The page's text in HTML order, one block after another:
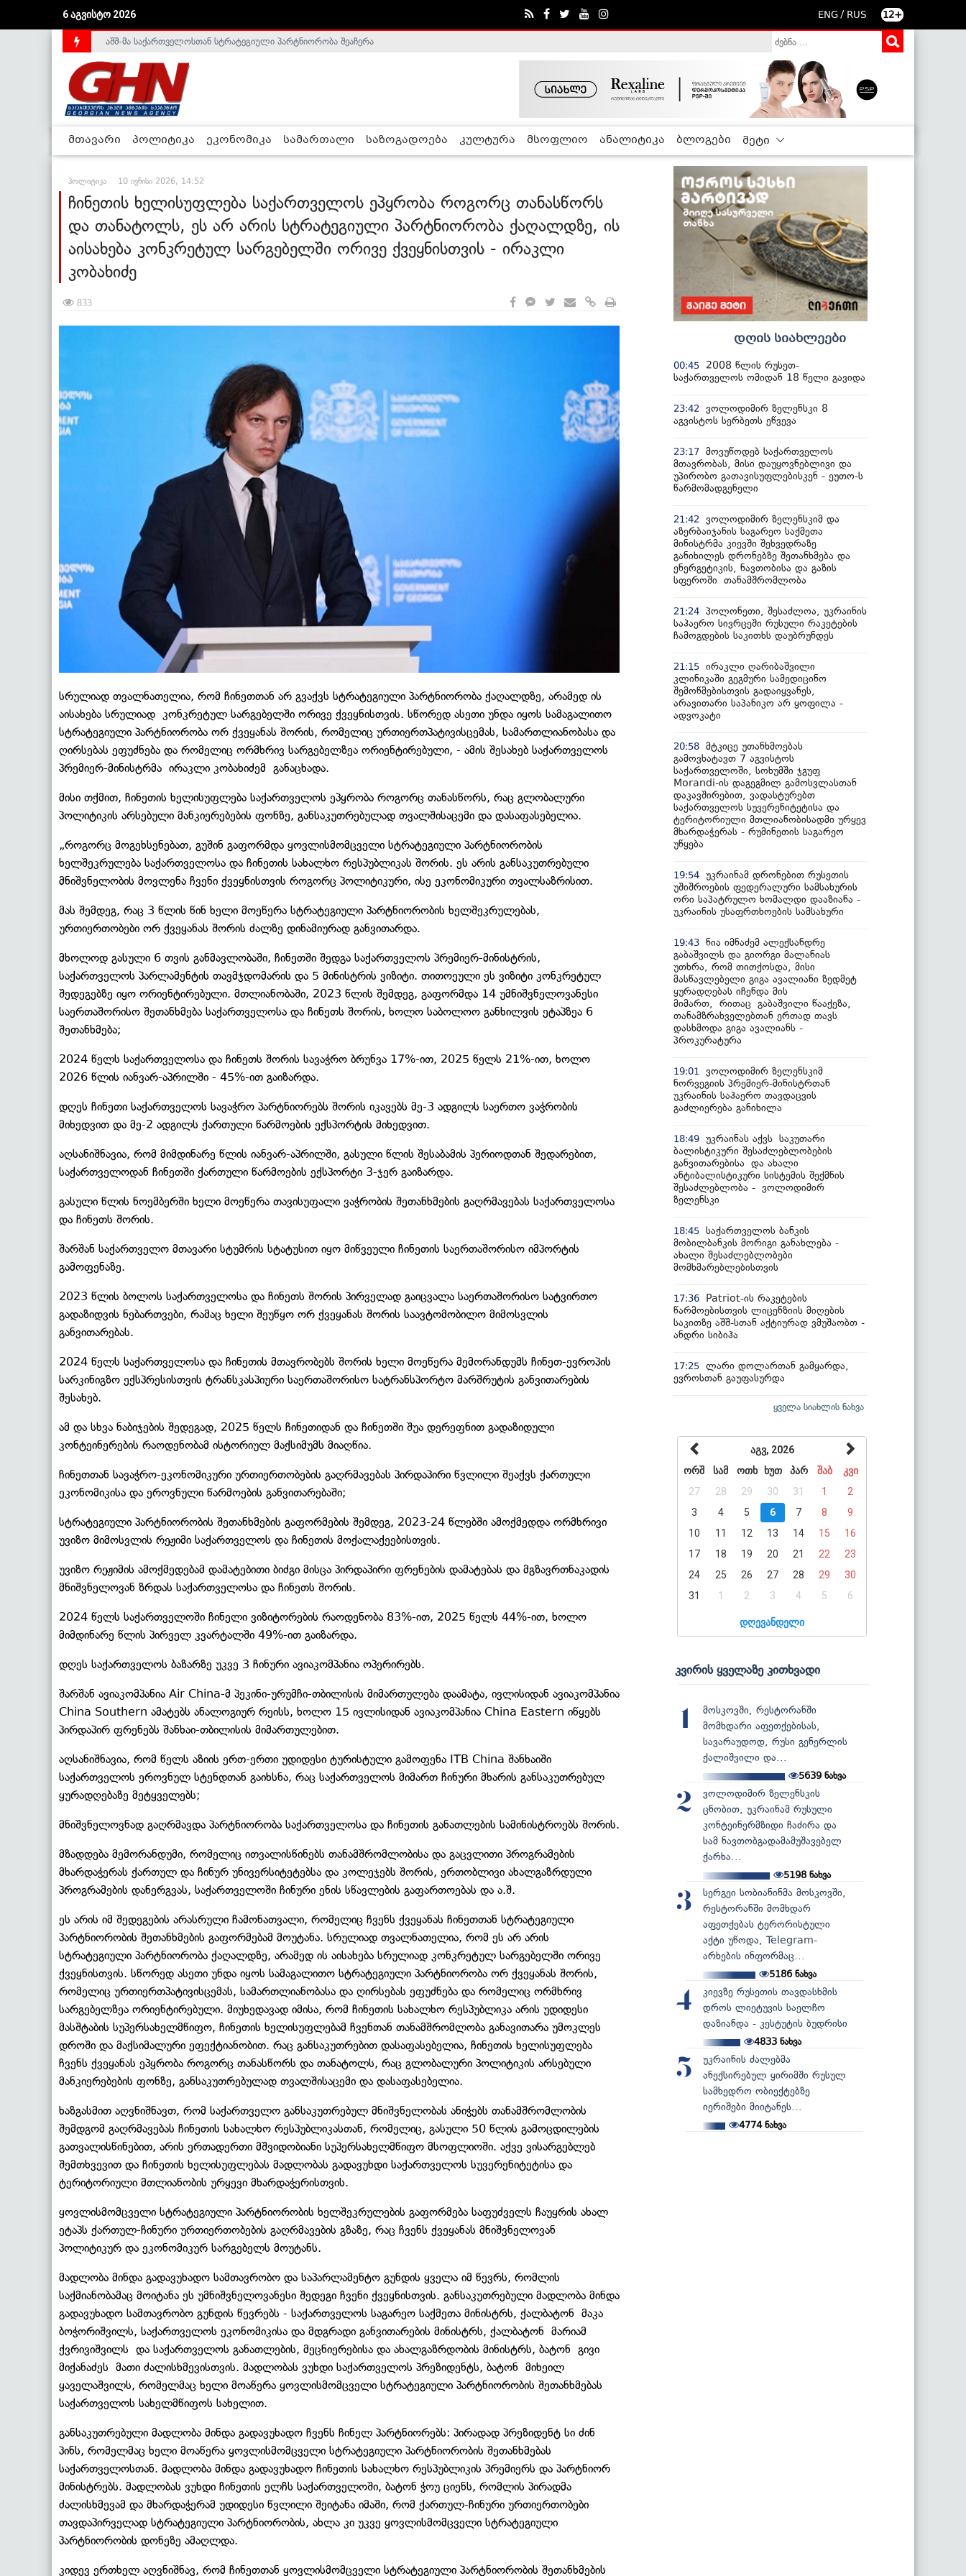
6 აგვისტო 2026 ENG / RUS 12+
საქართველოს დე-ფაქტო მთავრობა არალეგიტიმურია - ჰელსინკის კომისია
მთავარი პოლიტიკა ეკონომიკა სამართალი საზოგადოება კულტურა მსოფლიო ანალიტიკა ბლოგები მეტი
პოლიტიკა 10 ივნისი 2026, 14:52
ჩინეთის ხელისუფლება საქართველოს ეპყრობა როგორც თანასწორს
და თანატოლს, ეს არ არის სტრატეგიული პარტნიორობა ქაღალდზე, ის
აისახება კონკრეტულ სარგებელში ორივე ქვეყნისთვის - ირაკლი
კობახიძე
833
სრულიად თვალნათელია, რომ ჩინეთთან არ გვაქვს სტრატეგიული პარტნიორობა ქაღალდზე, არამედ ის
აისახება სრულიად კონკრეტულ სარგებელში ორივე ქვეყნისთვის. სწორედ ასეთი უნდა იყოს სამაგალითო
სტრატეგიული პარტნიორობა ორ ქვეყანას შორის, რომელიც ურთიერთპატივისცემას, სამართლიანობასა და
ღირსებას ეფუძნება და რომელიც ორმხრივ სარგებელზეა ორიენტირებული, - ამის შესახებ საქართველოს
პრემიერ-მინისტრმა ირაკლი კობახიძემ განაცხადა.
მისი თქმით, ჩინეთის ხელისუფლება საქართველოს ეპყრობა როგორც თანასწორს, რაც გლობალური
პოლიტიკის არსებული მანკიერებების ფონზე, განსაკუთრებულად თვალშისაცემი და დასაფასებელია.
„როგორც მოგეხსენებათ, გუშინ გაფორმდა ყოვლისმომცველი სტრატეგიული პარტნიორობის
ხელშეკრულება საქართველოსა და ჩინეთის სახალხო რესპუბლიკას შორის. ეს არის განსაკუთრებული
მნიშვნელობის მოვლენა ჩვენი ქვეყნისთვის როგორც პოლიტიკური, ისე ეკონომიკური თვალსაზრისით.
მას შემდეგ, რაც 3 წლის წინ ხელი მოეწერა სტრატეგიული პარტნიორობის ხელშეკრულებას,
ურთიერთობები ორ ქვეყანას შორის ძალზე დინამიურად განვითარდა.
მხოლოდ გასული 6 თვის განმავლობაში, ჩინეთში შედგა საქართველოს პრემიერ-მინისტრის,
საქართველოს პარლამენტის თავმჯდომარის და 5 მინისტრის ვიზიტი. თითოეული ეს ვიზიტი კონკრეტულ
შედეგებზე იყო ორიენტირებული. მთლიანობაში, 2023 წლის შემდეგ, გაფორმდა 14 უმნიშვნელოვანესი
საერთაშორისო შეთანხმება საქართველოსა და ჩინეთს შორის, ხოლო საბოლოო განხილვის ეტაპზეა 6
შეთანხმება;
2024 წელს საქართველოსა და ჩინეთს შორის სავაჭრო ბრუნვა 17%-ით, 2025 წელს 21%-ით, ხოლო
2026 წლის იანვარ-აპრილში - 45%-ით გაიზარდა.
დღეს ჩინეთი საქართველოს სავაჭრო პარტნიორებს შორის იკავებს მე-3 ადგილს საერთო ვაჭრობის
მიხედვით და მე-2 ადგილს ქართული წარმოების ექსპორტის მიხედვით.
აღსანიშნავია, რომ მიმდინარე წლის იანვარ-აპრილში, გასული წლის შესაბამის პერიოდთან შედარებით,
საქართველოდან ჩინეთში ქართული წარმოების ექსპორტი 3-ჯერ გაიზარდა.
გასული წლის ნოემბერში ხელი მოეწერა თავისუფალი ვაჭრობის შეთანხმების გაღრმავებას საქართველოსა
და ჩინეთს შორის.
შარშან საქართველო მთავარი სტუმრის სტატუსით იყო მიწვეული ჩინეთის საერთაშორისო იმპორტის
გამოფენაზე.
2023 წლის ბოლოს საქართველოსა და ჩინეთს შორის პირველად გაიცვალა საერთაშორისო სატვირთო
გადაზიდვის ნებართვები, რამაც ხელი შეუწყო ორ ქვეყანას შორის საავტომობილო მიმოსვლის
განვითარებას.
2024 წელს საქართველოსა და ჩინეთის მთავრობებს შორის ხელი მოეწერა მემორანდუმს ჩინეთ-ევროპის
სარკინიგზო ექსპრესისთვის ტრანსკასპიური საერთაშორისო სატრანსპორტო მარშრუტის განვითარების
შესახებ.
ამ და სხვა ნაბიჯების შედეგად, 2025 წელს ჩინეთიდან და ჩინეთში შუა დერეფნით გადაზიდული
კონტეინერების რაოდენობამ ისტორიულ მაქსიმუმს მიაღწია.
ჩინეთთან სავაჭრო-ეკონომიკური ურთიერთობების გაღრმავებას პირდაპირი წვლილი შეაქვს ქართული
ეკონომიკისა და ეროვნული წარმოების განვითარებაში;
სტრატეგიული პარტნიორობის შეთანხმების გაფორმების შემდეგ, 2023-24 წლებში ამოქმედდა ორმხრივი
უვიზო მიმოსვლის რეჟიმი საქართველოს და ჩინეთის მოქალაქეებისთვის.
უვიზო რეჟიმის ამოქმედებამ დამატებითი ბიძგი მისცა პირდაპირი ფრენების დამატებას და მგზავრთნაკადის
მნიშვნელოვან ზრდას საქართველოსა და ჩინეთს შორის.
2024 წელს საქართველოში ჩინელი ვიზიტორების რაოდენობა 83%-ით, 2025 წელს 44%-ით, ხოლო
მიმდინარე წლის პირველ კვარტალში 49%-ით გაიზარდა.
დღეს საქართველოს ბაზარზე უკვე 3 ჩინური ავიაკომპანია ოპერირებს.
შარშან ავიაკომპანია Air China-მ პეკინი-ურუმჩი-თბილისის მიმართულება დაამატა, ივლისიდან ავიაკომპანია
China Southern ამატებს ანალოგიურ რეისს, ხოლო 15 ივლისიდან ავიაკომპანია China Eastern იწყებს
პირდაპირ ფრენებს შანხაი-თბილისის მიმართულებით.
აღსანიშნავია, რომ წელს აზიის ერთ-ერთი უდიდესი ტურისტული გამოფენა ITB China შანხაიში
საქართველოს ეროვნულ სტენდთან გაიხსნა, რაც საქართველოს მიმართ ჩინური მხარის განსაკუთრებულ
ყურადღებაზე მეტყველებს;
მნიშვნელოვნად გაღრმავდა პარტნიორობა საქართველოსა და ჩინეთის განათლების სამინისტროებს შორის.
მზადდება მემორანდუმი, რომელიც ითვალისწინებს თანამშრომლობისა და გაცვლითი პროგრამების
მხარდაჭერას ქართულ და ჩინურ უნივერსიტეტებსა და კოლეჯებს შორის, ერთობლივი ახალგაზრდული
პროგრამების დანერგვას, საქართველოში ჩინური ენის სწავლების გაფართოებას და ა.შ.
ეს არის იმ შედეგების არასრული ჩამონათვალი, რომელიც ჩვენს ქვეყანას ჩინეთთან სტრატეგიული
პარტნიორობის შეთანხმების გაფორმებამ მოუტანა. სრულიად თვალნათელია, რომ ეს არ არის
სტრატეგიული პარტნიორობა ქაღალდზე, არამედ ის აისახება სრულიად კონკრეტულ სარგებელში ორივე
ქვეყნისთვის. სწორედ ასეთი უნდა იყოს სამაგალითო სტრატეგიული პარტნიორობა ორ ქვეყანას შორის,
რომელიც ურთიერთპატივისცემას, სამართლიანობასა და ღირსებას ეფუძნება და რომელიც ორმხრივ
სარგებელზეა ორიენტირებული. მიუხედავად იმისა, რომ ჩინეთის სახალხო რესპუბლიკა არის უდიდესი
მასშტაბის სუპერსახელმწიფო, ჩინეთის ხელისუფლებამ ჩვენთან თანამშრომლობა განავითარა უმოკლეს
დროში და მაქსიმალური ეფექტიანობით. რაც განსაკუთრებით დასაფასებელია, ჩინეთის ხელისუფლება
ჩვენს ქვეყანას ეპყრობა როგორც თანასწორს და თანატოლს, რაც გლობალური პოლიტიკის არსებული
მანკიერებების ფონზე, განსაკუთრებულად თვალშისაცემი და დასაფასებელია.
ხაზგასმით აღვნიშნავთ, რომ საქართველო განსაკუთრებულ მნიშვნელობას ანიჭებს თანამშრომლობის
შემდგომ გაღრმავებას ჩინეთის სახალხო რესპუბლიკასთან, რომელიც, გასული 50 წლის გამოცდილების
გათვალისწინებით, არის ერთადერთი მშვიდობიანი სუპერსახელმწიფო მსოფლიოში. აქვე ვისარგებლებ
შემთხვევით და ჩინეთის ხელისუფლებას მადლობას გადავუხდი საქართველოს სუვერენიტეტისა და
ტერიტორიული მთლიანობის ურყევი მხარდაჭერისთვის.
ყოვლისმომცველი სტრატეგიული პარტნიორობის ხელშეკრულების გაფორმება საფუძველს ჩაუყრის ახალ
ეტაპს ქართულ-ჩინური ურთიერთობების გაღრმავების გზაზე, რაც ჩვენს ქვეყანას მნიშვნელოვან
პოლიტიკურ და ეკონომიკურ სარგებელს მოუტანს.
მადლობა მინდა გადავუხადო სამთავრობო და საპარლამენტო გუნდის ყველა იმ წევრს, რომლის
საქმიანობამაც მოიტანა ეს უმნიშვნელოვანესი შედეგი ჩვენი ქვეყნისთვის. განსაკუთრებული მადლობა მინდა
გადავუხადო სამთავრობო გუნდის წევრებს - საქართველოს საგარეო საქმეთა მინისტრს, ქალბატონ მაკა
ბოჭორიშვილს, საქართველოს ეკონომიკისა და მდგრადი განვითარების მინისტრს, ქალბატონ მარიამ
ქვრივიშვილს და საქართველოს განათლების, მეცნიერებისა და ახალგაზრდობის მინისტრს, ბატონ გივი
მიქანაძეს მათი ძალისხმევისთვის. მადლობას ვუხდი საქართველოს პრეზიდენტს, ბატონ მიხეილ
ყაველაშვილს, რომელმაც ხელი მოაწერა ყოვლისმომცველი სტრატეგიული პარტნიორობის შეთანხმებას
საქართველოს სახელმწიფოს სახელით.
განსაკუთრებული მადლობა მინდა გადავუხადო ჩვენს ჩინელ პარტნიორებს: პირადად პრეზიდენტ სი ძინ
პინს, რომელმაც ხელი მოაწერა ყოვლისმომცველი სტრატეგიული პარტნიორობის შეთანხმებას
საქართველოსთან. მადლობა მინდა გადავუხადო ჩინეთის სახალხო რესპუბლიკის პრემიერს და პარტნიორ
მინისტრებს. მადლობას ვუხდი ჩინეთის ელჩს საქართველოში, ბატონ ჭოუ ციენს, რომლის პირადმა
ძალისხმევამ და მხარდაჭერამ უდიდესი წვლილი შეიტანა იმაში, რომ ქართულ-ჩინური ურთიერთობები
თავდაპირველად სტრატეგიული პარტნიორობის, ახლა კი უკვე ყოვლისმომცველი სტრატეგიული
პარტნიორობის დონეზე ამაღლდა.
კიდევ ერთხელ აღვნიშნავ, რომ ჩინეთთან ყოვლისმომცველი სტრატეგიული პარტნიორობის შეთანხმების
დღის სიახლეები
00:45
2008 წლის რუსეთ-
საქართველოს ომიდან 18 წელი გავიდა
23:42
ვოლოდიმირ ზელენსკი 8
აგვისტოს სერბეთს ეწვევა
23:17 მოვუწოდებ საქართველოს
მთავრობას, მისი დაუყოვნებლივი და
უპირობო გათავისუფლებისკენ - ეუთო-ს
წარმომადგენელი
21:42
ვოლოდიმირ ზელენსკიმ და
აზერბაიჯანის საგარეო საქმეთა
მინისტრმა კიევში შეხვედრაზე
განიხილეს დრონებზე შეთანხმება და
ენერგეტიკის, ნავთობისა და გაზის
სფეროში თანამშრომლობა
21:24 პოლონეთი, შესაძლოა, უკრაინის
საჰაერო სივრცეში რუსული რაკეტების
ჩამოგდების საკითხს დაუბრუნდეს
21:15 ირაკლი ღარიბაშვილი
კლინიკაში გეგმური სამედიცინო
შემოწმებისთვის გადაიყვანეს,
არავითარი საპანიკო არ ყოფილა -
ადვოკატი
20:58 მტკიცე უთანხმოებას
გამოვხატავთ 7 აგვისტოს
საქართველოში, სოხუმში ჯგუფ
Morandi-ის დაგეგმილ გამოსვლასთან
დაკავშირებით, ვადასტურებთ
საქართველოს სუვერენიტეტისა და
ტერიტორიული მთლიანობისადმი ურყევ
მხარდაჭერას - რუმინეთის საგარეო
უწყება
19:54 უკრაინამ დრონებით რუსეთის
უშიშროების ფედერალური სამსახურის
ორი საპატრულო ხომალდი დააზიანა -
უკრაინის უსაფრთხოების სამსახური
19:43 ნია იმნაძემ ალექსანდრე
გაბაშვილს და გიორგი მალანიას
უთხრა, რომ თითქოსდა, მისი
მასწავლებელი გიგა ავალიანი ზედმეტ
ყურადღებას იჩენდა მის
მიმართ, რითაც გაბაშვილი წააქეზა,
თანამზრახველებთან ერთად თავს
დასხმოდა გიგა ავალიანს -
პროკურატურა
19:01
ვოლოდიმირ ზელენსკიმ
ნორვეგიის პრემიერ-მინისტრთან
უკრაინის საჰაერო თავდაცვის
გაძლიერება განიხილა
18:49 უკრაინას აქვს საკუთარი
ბალისტიკური შესაძლებლობების
განვითარებისა და ახალი
ანტიბალისტიკური სისტემის შექმნის
შესაძლებლობა - ვოლოდიმირ
ზელენსკი
18:45 საქართველოს ბანკის
მობილბანკის მორიგი განახლება -
ახალი შესაძლებლობები
მომხმარებლებისთვის
17:36
Patriot-ის რაკეტების
წარმოებისთვის ლიცენზიის მიღების
საკითზე აშშ-სთან აქტიურად ვმუშაობთ -
ანდრი სიბიჰა
17:25 ლარი დოლართან გამყარდა,
ევროსთან გაუფასურდა
ყველა სიახლის ნახვა
აგვ, 2026
ორშ
სამ ოთხ ხუთ პარ შაბ
კვი
27
28 29 30 31 1
2
3
4 5 6 7 8
9
10
11 12 13 14 15
16
17
18 19 20 21 22
23
24
25 26 27 28 29
30
31
1 2 3 4 5 6
დღევანდელი
კვირის ყველაზე კითხვადი
1
მოსკოვში, რესტორანში
მომხდარი აფეთქებისას,
სავარაუდოდ, რუსი გენერლის
ქალიშვილი და...
5639 ნახვა
2
ვოლოდიმირ ზელენსკის
ცნობით, უკრაინამ რუსული
კონტეინერმზიდი ჩაძირა და
სამ ნავთობგადამამუშავებელ
ქარხა...
5198 ნახვა
3
სერგეი სობიანინმა მოსკოვში,
რესტორანში მომხდარ
აფეთქებას ტერორისტული
აქტი უწოდა, Telegram-
არხების ინფორმაც...
5186ნახვა
4
კიევზე რუსეთის თავდასხმის
დროს ლიეტუვის საელჩო
დაზიანდა - კესტუტის ბუდრისი
4833ნახვა
5
უკრაინის ძალებმა
ანექსირებულ ყირიმში რუსულ
სამხედრო ობიექტებზე
იერიშები მიიტანეს...
4774ნახვა